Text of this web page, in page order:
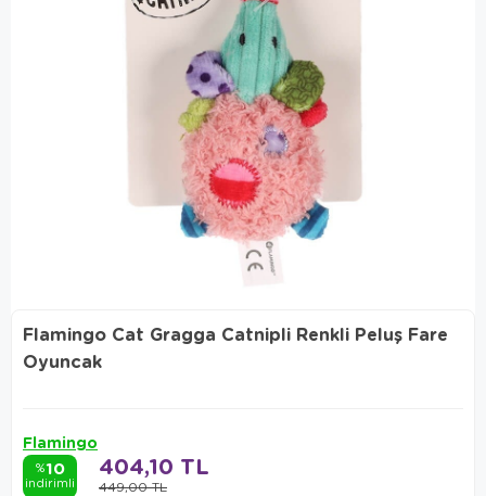
Flamingo Cat Gragga Catnipli Renkli Peluş Fare
Oyuncak
Flamingo
%10
indirimli 449,00 TL
404,10 TL